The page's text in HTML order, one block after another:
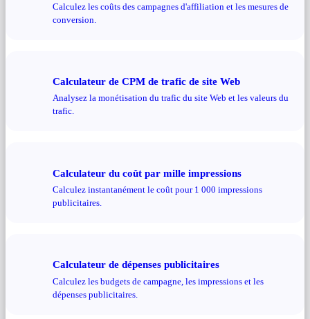
Calculez les coûts des campagnes d'affiliation et les mesures de
conversion.
Calculateur de CPM de trafic de site Web
Analysez la monétisation du trafic du site Web et les valeurs du
trafic.
Calculateur du coût par mille impressions
Calculez instantanément le coût pour 1 000 impressions
publicitaires.
Calculateur de dépenses publicitaires
Calculez les budgets de campagne, les impressions et les
dépenses publicitaires.